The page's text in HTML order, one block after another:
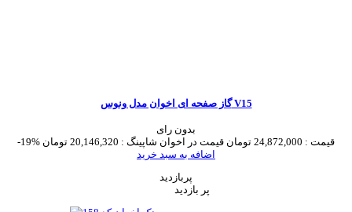
گاز صفحه ای اخوان مدل ونوس V15
بدون رای
-19%
قیمت : 24,872,000 تومان قیمت در اخوان شاپینگ : 20,146,320 تومان
اضافه به سبد خرید
پربازدید
پر بازدید